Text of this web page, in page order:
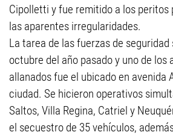
Cipolletti y fue remitido a los peritos
las aparentes irregularidades.
La tarea de las fuerzas de seguridad
octubre del año pasado y uno de los
allanados fue el ubicado en avenida
ciudad. Se hicieron operativos
Saltos, Villa Regina, Catriel y
el secuestro de 35 vehículos,